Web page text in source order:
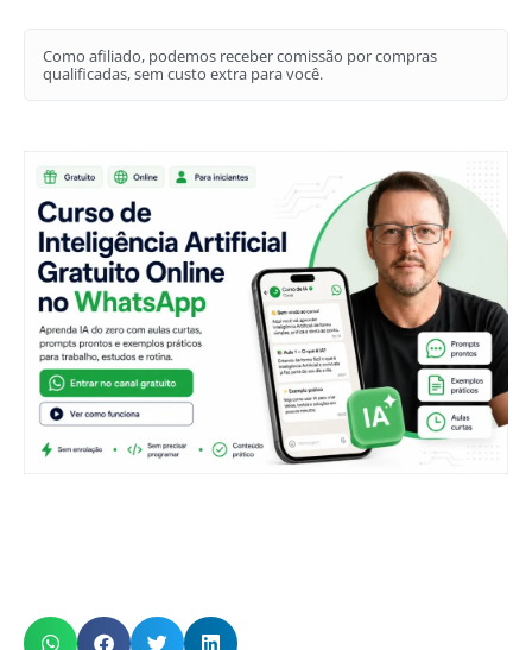
Como afiliado, podemos receber comissão por compras
qualificadas, sem custo extra para você.